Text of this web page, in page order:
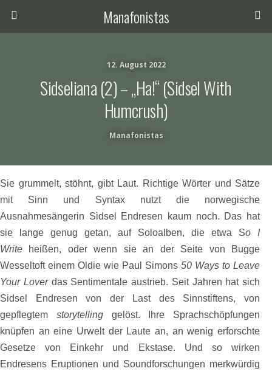
Manafonistas
12. August 2022
Sidseliana (2) – „Ha!“ (Sidsel With
Humcrush)
Manafonistas
Sie grummelt, stöhnt, gibt Laut. Richtige Wörter und Sätze
mit Sinn und Syntax nutzt die norwegische
Ausnahmesängerin Sidsel Endresen kaum noch. Das hat
sie lange genug getan, auf Soloalben, die etwa So I
Write heißen, oder wenn sie an der Seite von Bugge
Wesseltoft einem Oldie wie Paul Simons 50 Ways to Leave
Your Loverdas Sentimentale austrieb. Seit Jahren hat sich
Sidsel Endresen von der Last des Sinnstiftens, von
gepflegtem storytellinggelöst. Ihre Sprachschöpfungen
knüpfen an eine Urwelt der Laute an, an wenig erforschte
Gesetze von Einkehr und Ekstase. Und so wirken
Endresens Eruptionen und Soundforschungen merkwürdig